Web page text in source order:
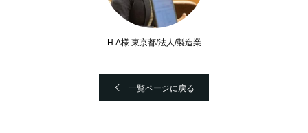
H.A様 東京都/法人/製造業
一覧ページに戻る